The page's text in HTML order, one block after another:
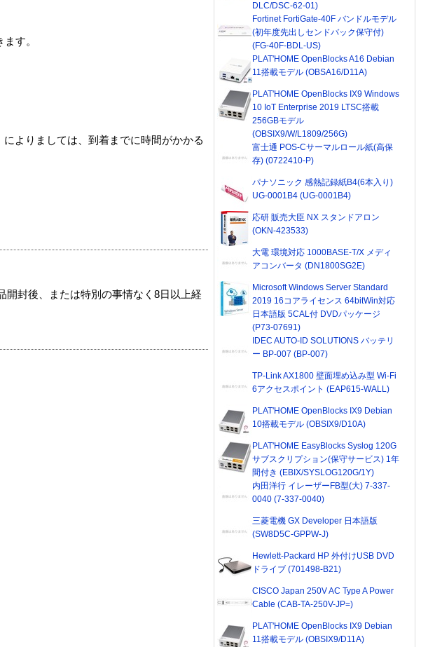
す。
よりましては、到着までに時間がかかる
開封後、または特別の事情なく8日以上経
DLC/DSC-62-01)
Fortinet FortiGate-40F バンドルモデル
(初年度先出しセンドバック保守付)
(FG-40F-BDL-US)
PLAT'HOME OpenBlocks A16 Debian
11搭載モデル (OBSA16/D11A)
PLAT'HOME OpenBlocks IX9 Windows
10 IoT Enterprise 2019 LTSC搭載
256GBモデル
(OBSIX9/W/L1809/256G)
富士通 POS-Cサーマルロール紙(高保
存) (0722410-P)
パナソニック 感熱記録紙B4(6本入り)
UG-0001B4 (UG-0001B4)
応研 販売大臣 NX スタンドアロン
(OKN-423533)
大電 環境対応 1000BASE-T/X メディ
アコンバータ (DN1800SG2E)
Microsoft Windows Server Standard
2019 16コアライセンス 64bitWin対応
日本語版 5CAL付 DVDパッケージ
(P73-07691)
IDEC AUTO-ID SOLUTIONS バッテリ
ー BP-007 (BP-007)
TP-Link AX1800 壁面埋め込み型 Wi-Fi
6アクセスポイント (EAP615-WALL)
PLAT'HOME OpenBlocks IX9 Debian
10搭載モデル (OBSIX9/D10A)
PLAT'HOME EasyBlocks Syslog 120G
サブスクリプション(保守サービス) 1年
間付き (EBIX/SYSLOG120G/1Y)
内田洋行 イレーザーFB型(大) 7-337-
0040 (7-337-0040)
三菱電機 GX Developer 日本語版
(SW8D5C-GPPW-J)
Hewlett-Packard HP 外付けUSB DVD
ドライブ (701498-B21)
CISCO Japan 250V AC Type A Power
Cable (CAB-TA-250V-JP=)
PLAT'HOME OpenBlocks IX9 Debian
11搭載モデル (OBSIX9/D11A)